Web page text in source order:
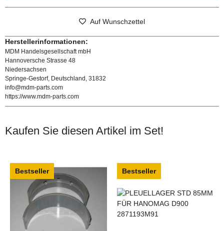
Auf Wunschzettel
Herstellerinformationen:
MDM Handelsgesellschaft mbH
Hannoversche Strasse 48
Niedersachsen
Springe-Gestorf, Deutschland, 31832
info@mdm-parts.com
https://www.mdm-parts.com
Kaufen Sie diesen Artikel im Set!
Bestseller Bestseller